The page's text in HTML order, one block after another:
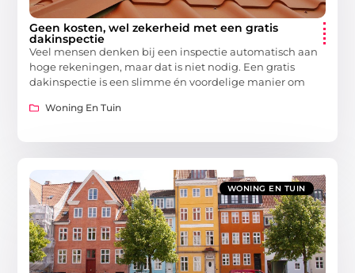
Geen kosten, wel zekerheid met een gratis
dakinspectie
Veel mensen denken bij een inspectie automatisch aan
hoge rekeningen, maar dat is niet nodig. Een gratis
dakinspectie is een slimme én voordelige manier om
Woning En Tuin
WONING EN TUIN